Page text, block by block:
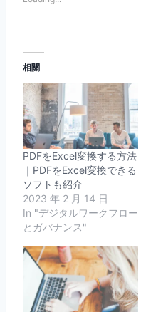
相關
PDFをExcel変換する方法
｜PDFをExcel変換できる
ソフトも紹介
2023 年 2 月 14 日
In "デジタルワークフロー
とガバナンス"